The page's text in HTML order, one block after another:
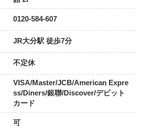
0120-584-607
JR大分駅 徒歩7分
不定休
VISA/Master/JCB/American Expre
ss/Diners/銀聯/Discover/デビット
カード
可